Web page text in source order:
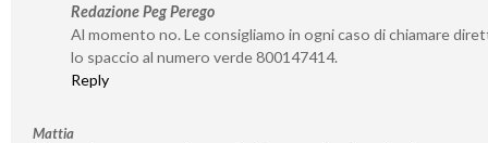
Redazione Peg Perego
Al momento no. Le consigliamo in ogni caso di chiamare
lo spaccio al numero verde 800147414.
Reply
Mattia